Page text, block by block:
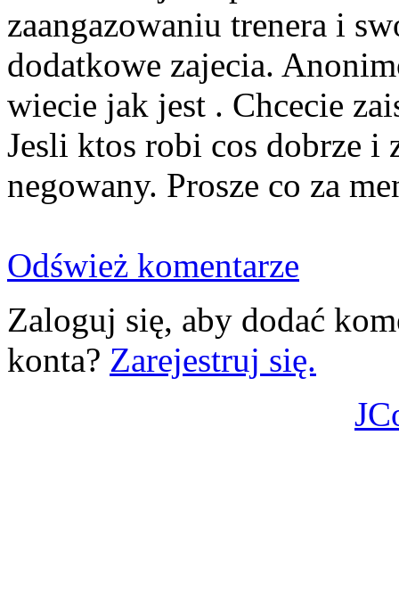
zaangazowaniu trenera i
dodatkowe zajecia.
wiecie jak jest . Chcecie
Jesli ktos robi cos dobrze i
negowany. Prosze co za
Odśwież komentarze
Zaloguj się, aby dodać
konta? Zarejestruj się.